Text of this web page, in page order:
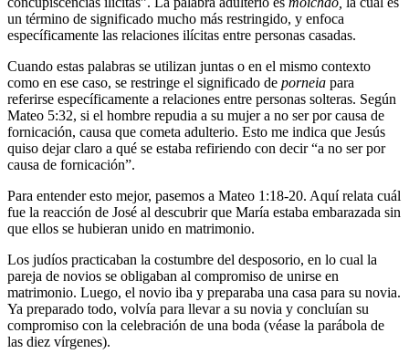
un término de significado mucho más restringido, y enfoca
específicamente las relaciones ilícitas entre personas casadas.
Cuando estas palabras se utilizan juntas o en el mismo contexto
como en ese caso, se restringe el significado de porneia para
referirse específicamente a relaciones entre personas solteras. Según
Mateo 5:32, si el hombre repudia a su mujer a no ser por causa de
fornicación, causa que cometa adulterio. Esto me indica que Jesús
quiso dejar claro a qué se estaba refiriendo con decir “a no ser por
causa de fornicación”.
Para entender esto mejor, pasemos a Mateo 1:18-20. Aquí relata cuál
fue la reacción de José al descubrir que María estaba embarazada sin
que ellos se hubieran unido en matrimonio.
Los judíos practicaban la costumbre del desposorio, en lo cual la
pareja de novios se obligaban al compromiso de unirse en
matrimonio. Luego, el novio iba y preparaba una casa para su novia.
Ya preparado todo, volvía para llevar a su novia y concluían su
compromiso con la celebración de una boda (véase la parábola de
las diez vírgenes).